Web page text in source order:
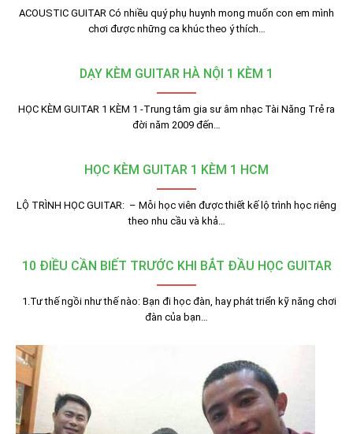
ACOUSTIC GUITAR Có nhiều quý phụ huynh mong muốn con em mình
chơi được những ca khúc theo ý thích…
DẠY KÈM GUITAR HÀ NỘI 1 KÈM 1
HỌC KÈM GUITAR 1 KÈM 1 -Trung tâm gia sư âm nhạc Tài Năng Trẻ ra
đời năm 2009 đến…
HỌC KÈM GUITAR 1 KÈM 1 HCM
LỘ TRÌNH HỌC GUITAR: – Mỗi học viên được thiết kế lộ trình học riêng
theo nhu cầu và khả…
10 ĐIỀU CẦN BIẾT TRƯỚC KHI BẮT ĐẦU HỌC GUITAR
1.Tư thế ngồi như thế nào: Bạn đi học đàn, hay phát triển kỹ năng chơi
đàn của bạn…